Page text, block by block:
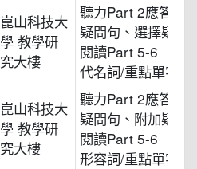
崑山科技大
學 教學研
究大樓
聽力Part 2應答問
疑問句、選擇疑問
閱讀Part 5-6
代名詞/重點單字拆
崑山科技大
學 教學研
究大樓
聽力Part 2應答問
疑問句、附加疑問
閱讀Part 5-6
形容詞/重點單字拆